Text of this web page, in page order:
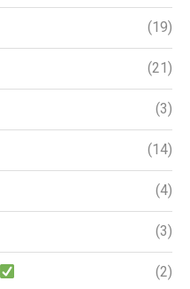
(19)
(21)
(3)
(14)
(4)
(3)
(2)